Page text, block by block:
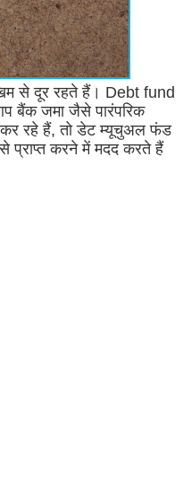
से दूर रहते हैं। Debt fund
बैंक जमा जैसे पारंपरिक
कर रहे हैं, तो डेट म्यूचुअल फंड
प्राप्त करने में मदद करते हैं